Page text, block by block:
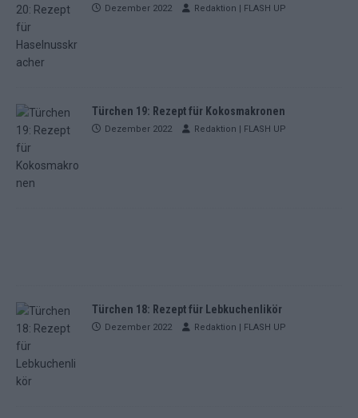
Dezember 2022 Redaktion | FLASH UP
Türchen 19: Rezept für Kokosmakronen
Dezember 2022 Redaktion | FLASH UP
Türchen 18: Rezept für Lebkuchenlikör
Dezember 2022 Redaktion | FLASH UP